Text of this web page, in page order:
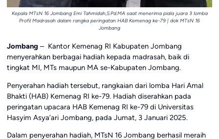
Kepala MTsN 16 Jombang Emi Tahmidah,S.Pd.MA saat menerima piala juara 3 lomba
Profil Madrasah dalam rangka peringatan HAB Kemenag ke-79 | dok MTsN 16
Jombang
Jombang – Kantor Kemenag RI Kabupaten Jombang
menyerahkan berbagai hadiah kepada madrasah, baik di
tingkat MI, MTs maupun MA se-Kabupaten Jombang.
Penyerahan hadiah tersebut, rangkaian dari lomba Hari Amal
Bhakti (HAB) Kemenag RI ke-79. Hadiah diserahkan pada
peringatan upacara HAB Kemenag RI ke-79 di Universitas
Hasyim Asya’ari Jombang, pada Jumat, 3 Januari 2025.
Dalam penyerahan hadiah, MTsN 16 Jombang berhasil meraih